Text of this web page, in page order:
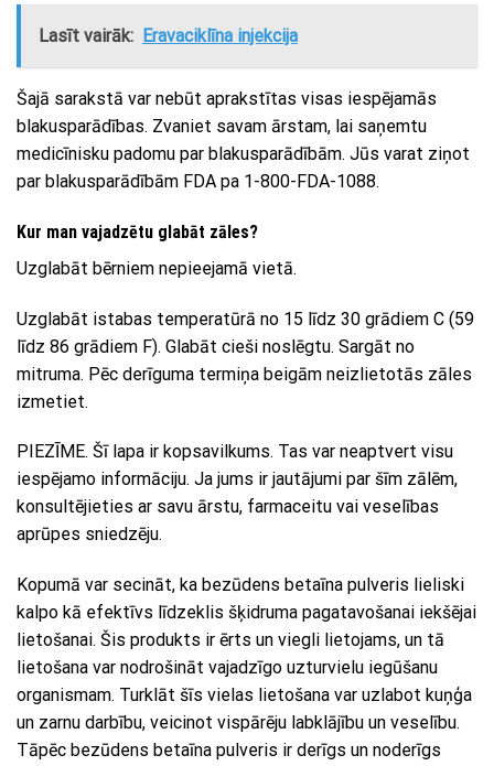
Lasīt vairāk: Eravaciklīna injekcija
Šajā sarakstā var nebūt aprakstītas visas iespējamās
blakusparādības. Zvaniet savam ārstam, lai saņemtu
medicīnisku padomu par blakusparādībām. Jūs varat ziņot
par blakusparādībām FDA pa 1-800-FDA-1088.
Kur man vajadzētu glabāt zāles?
Uzglabāt bērniem nepieejamā vietā.
Uzglabāt istabas temperatūrā no 15 līdz 30 grādiem C (59
līdz 86 grādiem F). Glabāt cieši noslēgtu. Sargāt no
mitruma. Pēc derīguma termiņa beigām neizlietotās zāles
izmetiet.
PIEZĪME. Šī lapa ir kopsavilkums. Tas var neaptvert visu
iespējamo informāciju. Ja jums ir jautājumi par šīm zālēm,
konsultējieties ar savu ārstu, farmaceitu vai veselības
aprūpes sniedzēju.
Kopumā var secināt, ka bezūdens betaīna pulveris lieliski
kalpo kā efektīvs līdzeklis šķidruma pagatavošanai iekšējai
lietošanai. Šis produkts ir ērts un viegli lietojams, un tā
lietošana var nodrošināt vajadzīgo uzturvielu iegūšanu
organismam. Turklāt šīs vielas lietošana var uzlabot kuņģa
un zarnu darbību, veicinot vispārēju labklājību un veselību.
Tāpēc bezūdens betaīna pulveris ir derīgs un noderīgs